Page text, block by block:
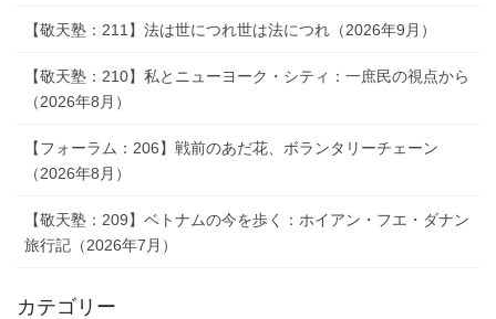
【敬天塾：211】法は世につれ世は法につれ（2026年9月）
【敬天塾：210】私とニューヨーク・シティ：一庶民の視点から
（2026年8月）
【フォーラム：206】戦前のあだ花、ボランタリーチェーン
（2026年8月）
【敬天塾：209】ベトナムの今を歩く：ホイアン・フエ・ダナン
旅行記（2026年7月）
カテゴリー